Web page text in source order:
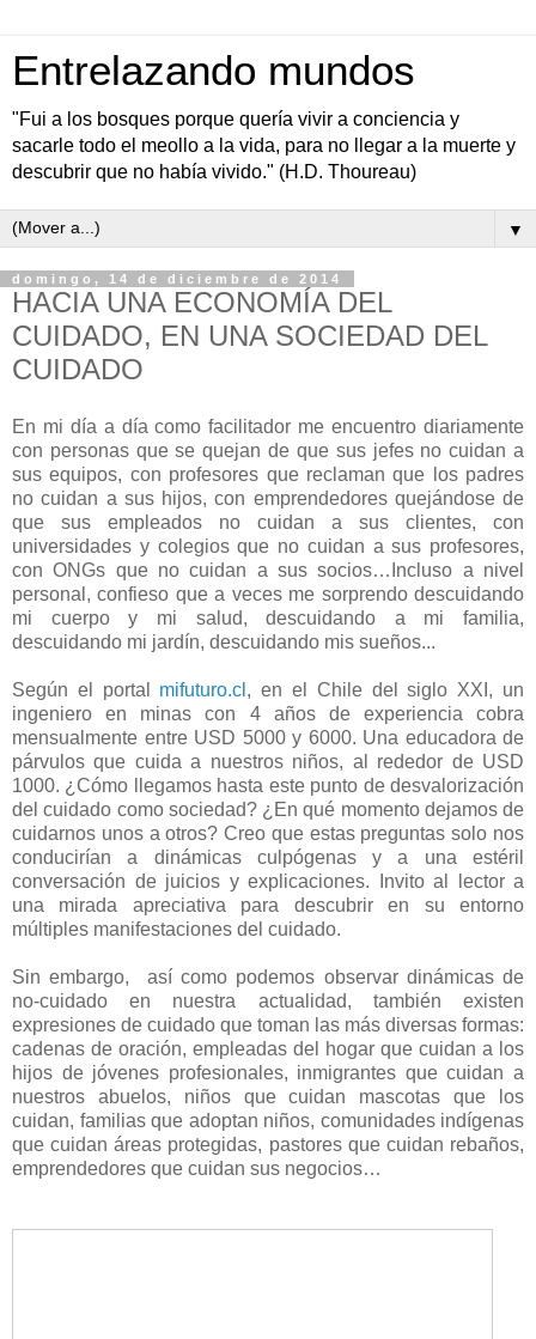
Entrelazando mundos
"Fui a los bosques porque quería vivir a conciencia y
sacarle todo el meollo a la vida, para no llegar a la muerte y
descubrir que no había vivido." (H.D. Thoureau)
▼
domingo, 14 de diciembre de 2014
HACIA UNA ECONOMÍA DEL
CUIDADO, EN UNA SOCIEDAD DEL
CUIDADO
En mi día a día como facilitador me encuentro diariamente
con personas que se quejan de que sus jefes no cuidan a
sus equipos, con profesores que reclaman que los padres
no cuidan a sus hijos, con emprendedores quejándose de
que sus empleados no cuidan a sus clientes, con
universidades y colegios que no cuidan a sus profesores,
con ONGs que no cuidan a sus socios…Incluso a nivel
personal, confieso que a veces me sorprendo descuidando
mi cuerpo y mi salud, descuidando a mi familia,
descuidando mi jardín, descuidando mis sueños...
Según el portal mifuturo.cl , en el Chile del siglo XXI, un
ingeniero en minas con 4 años de experiencia cobra
mensualmente entre USD 5000 y 6000. Una educadora de
párvulos que cuida a nuestros niños, al rededor de USD
1000. ¿Cómo llegamos hasta este punto de desvalorización
del cuidado como sociedad? ¿En qué momento dejamos de
cuidarnos unos a otros? Creo que estas preguntas solo nos
conducirían a dinámicas culpógenas y a una estéril
conversación de juicios y explicaciones. Invito al lector a
una mirada apreciativa para descubrir en su entorno
múltiples manifestaciones del cuidado.
Sin embargo, así como podemos observar dinámicas de
no-cuidado en nuestra actualidad, también existen
expresiones de cuidado que toman las más diversas formas:
cadenas de oración, empleadas del hogar que cuidan a los
hijos de jóvenes profesionales, inmigrantes que cuidan a
nuestros abuelos, niños que cuidan mascotas que los
cuidan, familias que adoptan niños, comunidades indígenas
que cuidan áreas protegidas, pastores que cuidan rebaños,
emprendedores que cuidan sus negocios…